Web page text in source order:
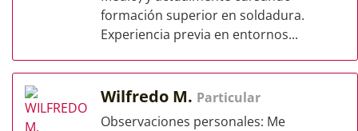
formación superior en soldadura.
Experiencia previa en entornos...
Wilfredo M. Particular
Observaciones personales: Me